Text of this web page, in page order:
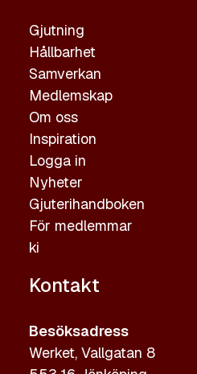
Gjutning
Hållbarhet
Samverkan
Medlemskap
Om oss
Inspiration
Logga in
Nyheter
Gjuterihandboken
För medlemmar
ki
Kontakt
Besöksadress
Werket, Vallgatan 8